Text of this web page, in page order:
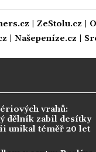
ZeStolu.cz
Našepeníze.cz
vrahů:
dělník zabil desítky
unikal téměř 20 let